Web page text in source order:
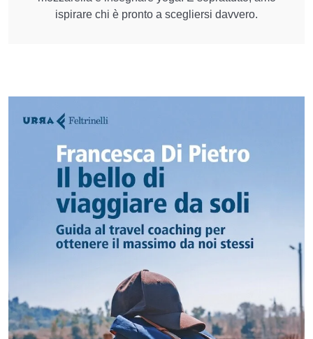
ispirare chi è pronto a scegliersi davvero.